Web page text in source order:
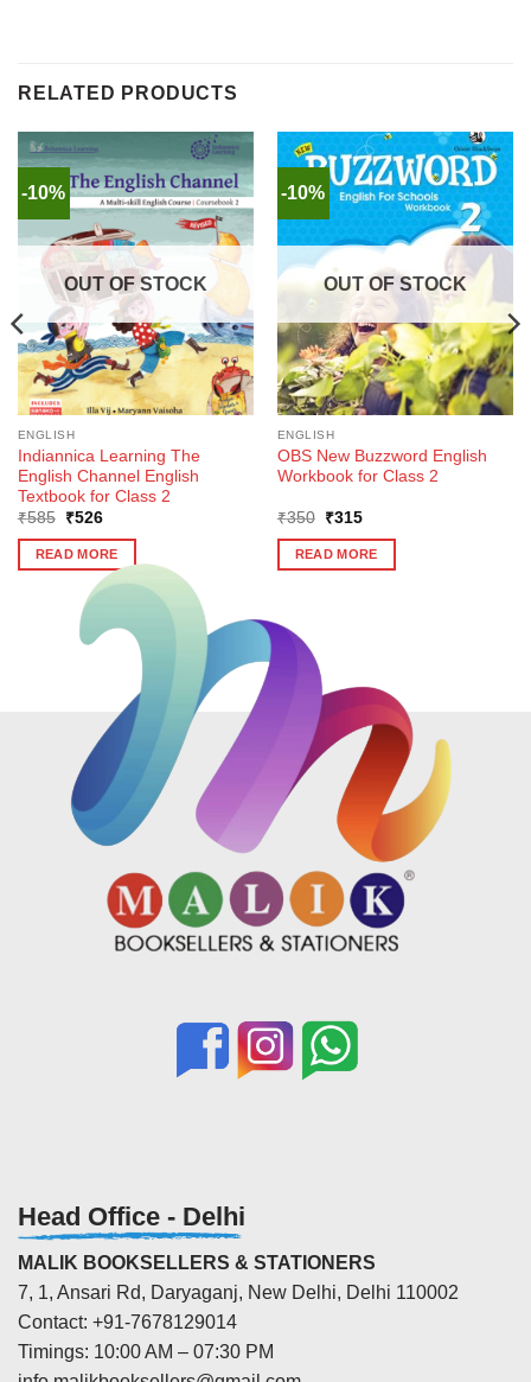
RELATED PRODUCTS
-10%
OUT OF STOCK
ENGLISH
Indiannica Learning The
English Channel English
Textbook for Class 2
₹585
Original
was:
₹585.
₹526Current
is:
₹526.
READ MORE
-10%
OUT OF STOCK
ENGLISH
OBS New Buzzword English
Workbook for Class 2
₹350
Original
was:
₹350.
₹315Current
is:
₹315.
READ MORE
Head Office - Delhi
MALIK BOOKSELLERS & STATIONERS
7, 1, Ansari Rd, Daryaganj, New Delhi, Delhi 110002
Contact: +91-7678129014
Timings: 10:00 AM – 07:30 PM